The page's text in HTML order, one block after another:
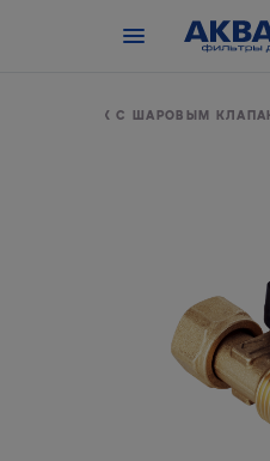
ТРОЙНИК С ШАРОВЫМ